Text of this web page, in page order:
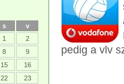
pedig a vlv
s v
1
2
8
9
15
16
22
23